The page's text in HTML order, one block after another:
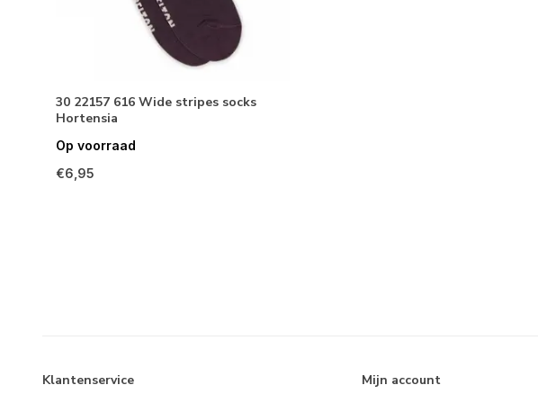
30 22157 616 Wide stripes socks
Hortensia
Op voorraad
€6,95
Klantenservice Mijn account